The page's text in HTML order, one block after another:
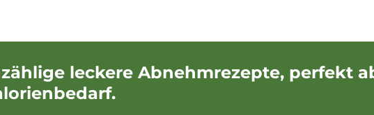
leckere Abnehmrezepte, perfekt